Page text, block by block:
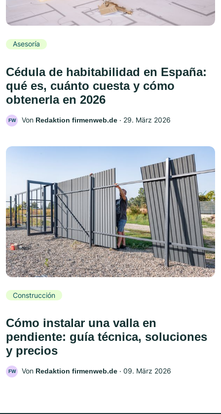
Asesoría
Cédula de habitabilidad en España:
qué es, cuánto cuesta y cómo
obtenerla en 2026
FW Von Redaktion firmenweb.de ‧ 29. März 2026
Construcción
Cómo instalar una valla en
pendiente: guía técnica, soluciones
y precios
FW Von Redaktion firmenweb.de ‧ 09. März 2026